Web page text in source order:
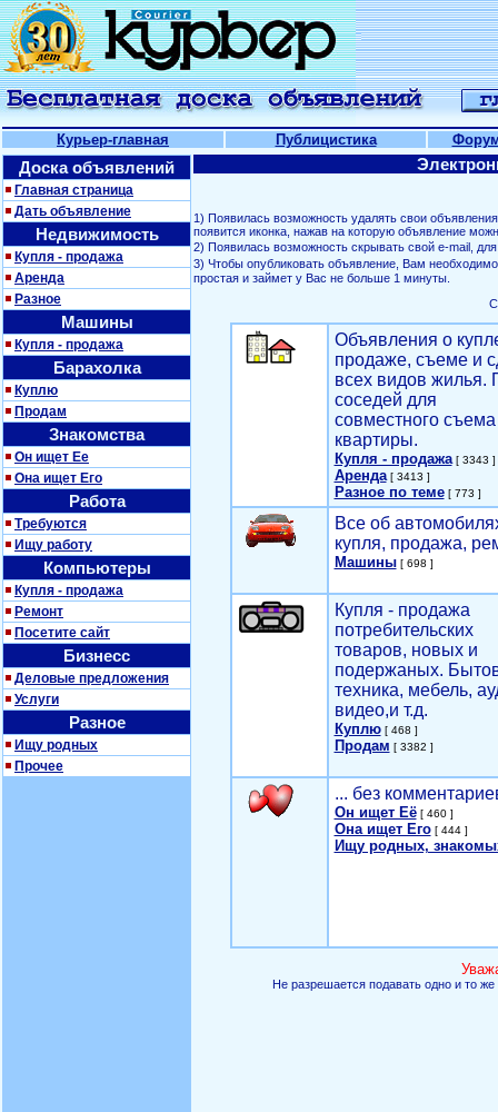
Курьер-главная Публицистика
Доска объявлений
Главная страница
Дать объявление
Недвижимость
Купля - продажа
Аренда
Разное
Машины
Купля - продажа
Барахолка
Куплю
Продам
Знакомства
Он ищет Ее
Она ищет Его
Работа
Требуются
Ищу работу
Компьютеры
Купля - продажа
Ремонт
Посетите сайт
Бизнесс
Деловые предложения
Услуги
Разное
Ищу родных
Прочее
1) Появилась возможность удалять свои
появится иконка, нажав на которую объявление
2) Появилась возможность скрывать свой е-mail,
3) Чтобы опубликовать объявление, Вам
простая и займет у Вас не больше 1 минуты.
Объявления о
продаже, съеме и
всех видов жилья.
соседей для
совместного съема
квартиры.
Купля - продажа[ 3343 ]
Аренда[ 3413 ]
Разное по теме[ 773 ]
Все об
купля, продажа,
Машины[ 698 ]
Купля - продажа
потребительских
товаров, новых и
подержаных.
техника, мебель,
видео,и т.д.
Куплю[ 468 ]
Продам [ 3382 ]
... без
Он ищет Её[ 460 ]
Она ищет Его[ 444 ]
Ищу родных,
Не разрешается подавать одно и то